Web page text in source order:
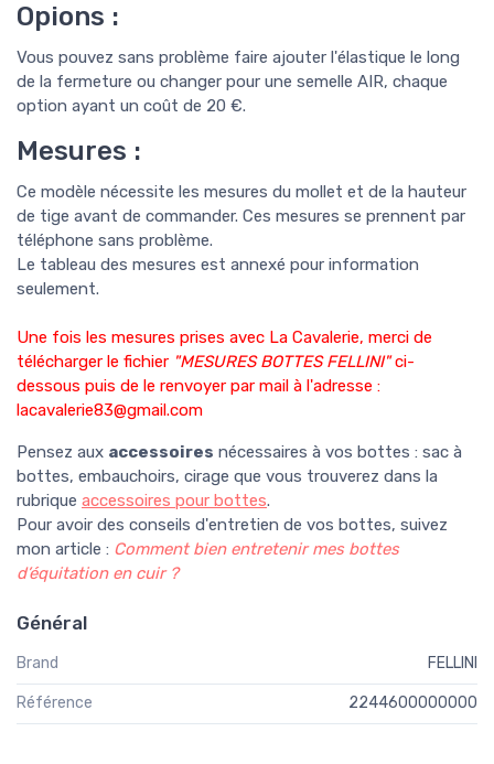
Opions :
Vous pouvez sans problème faire ajouter l'élastique le long
de la fermeture ou changer pour une semelle AIR, chaque
option ayant un coût de 20 €.
Mesures :
Ce modèle nécessite les mesures du mollet et de la hauteur
de tige avant de commander. Ces mesures se prennent par
téléphone sans problème.
Le tableau des mesures est annexé pour information
seulement.
Une fois les mesures prises avec La Cavalerie, merci de
télécharger le fichier "MESURES BOTTES FELLINI"ci-
dessous puis de le renvoyer par mail à l'adresse :
lacavalerie83@gmail.com
Pensez aux accessoires nécessaires à vos bottes : sac à
bottes, embauchoirs, cirage que vous trouverez dans la
rubrique accessoires pour bottes.
Pour avoir des conseils d'entretien de vos bottes, suivez
mon article : Comment bien entretenir mes bottes
d’équitation en cuir ?
Général
Brand FELLINI
Référence 2244600000000